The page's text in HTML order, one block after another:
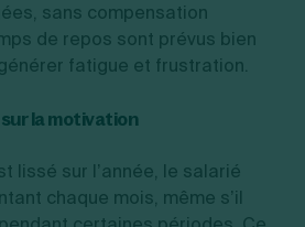
sans compensation
de repos sont prévus bien
fatigue et frustration.
la motivation
lissé sur l’année, le salarié
chaque mois, même s’il